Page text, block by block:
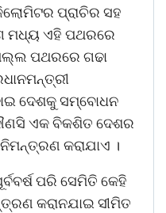
ପ୍ରାଚିର ସହ
ମଧ୍ୟ ଏହି ପଥରରେ
ପଥରରେ ଗଢା
ଦେଶକୁ ସମ୍ବୋଧନ
ଏକ ବିକଶିତ ଦେଶର
କରାଯାଏ ।
ପରି ସେମିତି କେହି
କରାନଯାଇ ସୀମିତ